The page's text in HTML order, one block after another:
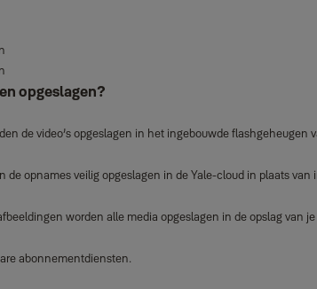
opgeslagen?
de video’s opgeslagen in het ingebouwde
opnames veilig opgeslagen in de Yale‑cloud in plaats
worden alle media opgeslagen in de opslag
abonnementdiensten.